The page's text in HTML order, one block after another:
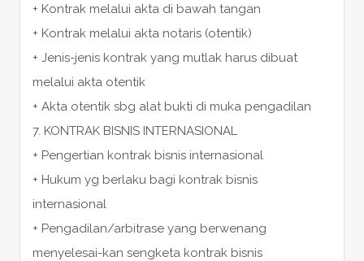
+ Kontrak melalui akta di bawah tangan
+ Kontrak melalui akta notaris (otentik)
+ Jenis-jenis kontrak yang mutlak harus dibuat
melalui akta otentik
+ Akta otentik sbg alat bukti di muka pengadilan
7. KONTRAK BISNIS INTERNASIONAL
+ Pengertian kontrak bisnis internasional
+ Hukum yg berlaku bagi kontrak bisnis
internasional
+ Pengadilan/arbitrase yang berwenang
menyelesai-kan sengketa kontrak bisnis